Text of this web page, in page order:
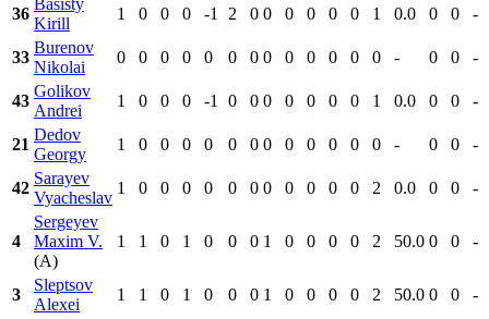
36
Basisty
Kirill
1 0 0 0 -1 2 0 0 0 0 0 0 1 0.0 0 0 -
33
Burenov
Nikolai
0 0 0 0 0 0 0 0 0 0 0 0 0 - 0 0 -
43
Golikov
Andrei
1 0 0 0 -1 0 0 0 0 0 0 0 1 0.0 0 0 -
21
Dedov
Georgy
1 0 0 0 0 0 0 0 0 0 0 0 0 - 0 0 -
42
Sarayev
Vyacheslav
1 0 0 0 0 0 0 0 0 0 0 0 2 0.0 0 0 -
4
Sergeyev
Maxim V.
(A)
1 1 0 1 0 0 0 1 0 0 0 0 2 50.0 0 0 -
3
Sleptsov
Alexei
1 1 0 1 0 0 0 1 0 0 0 0 2 50.0 0 0 -